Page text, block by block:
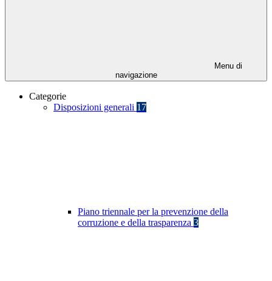
Menu di
navigazione
Categorie
Disposizioni generali 17
Piano triennale per la prevenzione della
corruzione e della trasparenza 3